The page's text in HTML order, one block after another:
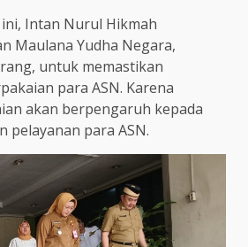
Intan Nurul Hikmah
Maulana Yudha Negara,
untuk memastikan
para ASN. Karena
akan berpengaruh kepada
pelayanan para ASN.